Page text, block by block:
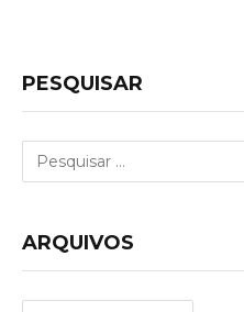
PESQUISAR
ARQUIVOS